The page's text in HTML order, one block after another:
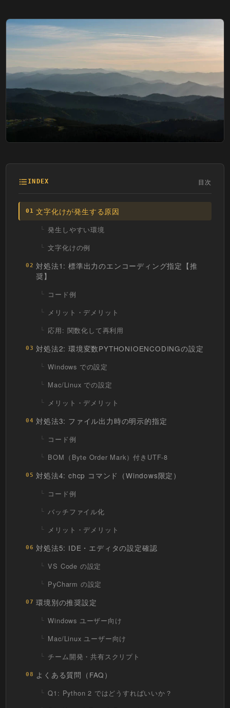
INDEX 目次
01 文字化けが発生する原因
発生しやすい環境
文字化けの例
02 対処法1: 標準出力のエンコーディング指定【推
奨】
コード例
メリット・デメリット
応用: 関数化して再利用
03 対処法2: 環境変数PYTHONIOENCODINGの設定
Windows での設定
Mac/Linux での設定
メリット・デメリット
04 対処法3: ファイル出力時の明示的指定
コード例
BOM（Byte Order Mark）付きUTF-8
05 対処法4: chcp コマンド（Windows限定）
コード例
バッチファイル化
メリット・デメリット
06 対処法5: IDE・エディタの設定確認
VS Code の設定
PyCharm の設定
07 環境別の推奨設定
Windows ユーザー向け
Mac/Linux ユーザー向け
チーム開発・共有スクリプト
08 よくある質問（FAQ）
Q1: Python 2 ではどうすればいいか？